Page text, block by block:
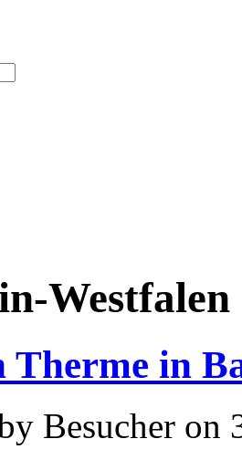
Westfalen
Therme in
Besucher on